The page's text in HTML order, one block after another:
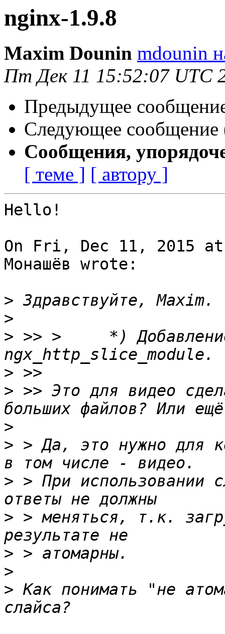
nginx-1.9.8
Maxim Dounin mdounin
Пт Дек 11 15:52:07 UTC
Предыдущее
Следующее сообщение
Сообщения,
[ теме ] [ автору ]
Hello!
On Fri, Dec 11, 2015 at
Монашёв wrote:
>
>
> >> >     *)
>
> >> Это для видео
>
> > Да, это нужно для
> > При использовании
> > меняться, т.к.
>
>
> Как понимать "не